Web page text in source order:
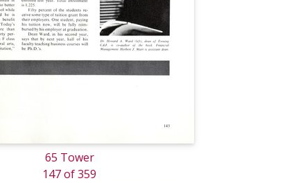
65 Tower
147 of 359